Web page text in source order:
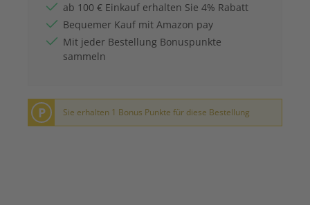
ab 100 € Einkauf erhalten Sie 4% Rabatt
Bequemer Kauf mit Amazon pay
Mit jeder Bestellung Bonuspunkte
sammeln
P Sie erhalten 1 Bonus Punkte für diese Bestellung